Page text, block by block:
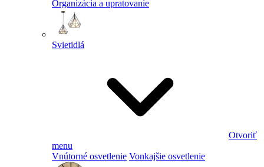
Organizácia a upratovanie
Svietidlá
Otvoriť
menu
Vnútorné osvetlenie Vonkajšie osvetlenie